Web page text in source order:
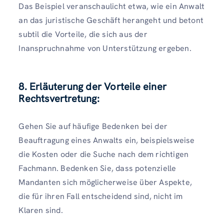
Das Beispiel veranschaulicht etwa, wie ein Anwalt
an das juristische Geschäft herangeht und betont
subtil die Vorteile, die sich aus der
Inanspruchnahme von Unterstützung ergeben.
8. Erläuterung der Vorteile einer
Rechtsvertretung:
Gehen Sie auf häufige Bedenken bei der
Beauftragung eines Anwalts ein, beispielsweise
die Kosten oder die Suche nach dem richtigen
Fachmann. Bedenken Sie, dass potenzielle
Mandanten sich möglicherweise über Aspekte,
die für ihren Fall entscheidend sind, nicht im
Klaren sind.